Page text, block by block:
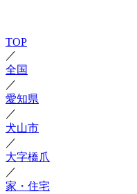
TOP
／
全国
／
愛知県
／
犬山市
／
大字橋爪
／
家・住宅